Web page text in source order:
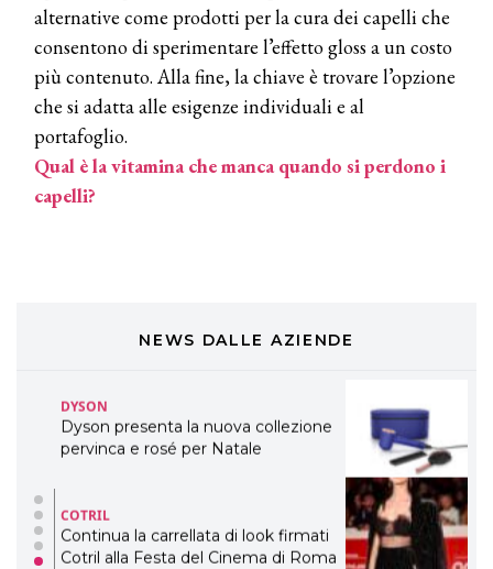
alternative come prodotti per la cura dei capelli che
consentono di sperimentare l’effetto gloss a un costo
più contenuto. Alla fine, la chiave è trovare l’opzione
che si adatta alle esigenze individuali e al
portafoglio.
Qual è la vitamina che manca quando si perdono i
capelli?
NEWS DALLE AZIENDE
TONI&GUY “Feel Good Experience”!
LABEL.M lancia la sua innovativa ed
eco-sostenibile linea di prodotti
professionali
DAVINES
Davines presenta cofanetti beauty
WELLNESS CONGRESS 2022: I
DYSON
Dyson presenta la nuova collezione
pervinca e rosé per Natale
COTRIL
Continua la carrellata di look firmati
Cotril alla Festa del Cinema di Roma